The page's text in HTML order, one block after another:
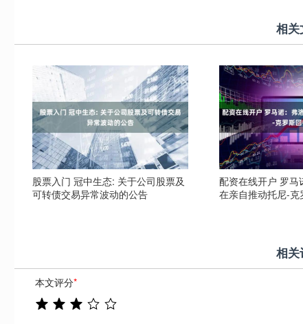
相关
股票入门 冠中生态: 关于公司股票及
可转债交易异常波动的公告
配资在线开户 罗马
在亲自推动托尼-克
相关
本文评分*